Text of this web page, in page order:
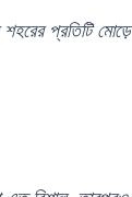
প্রতিটি